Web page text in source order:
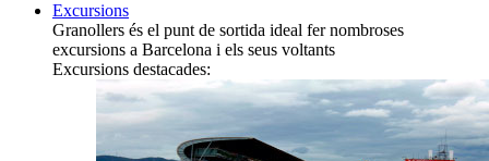
Excursions
Granollers és el punt de sortida ideal fer nombroses
excursions a Barcelona i els seus voltants
Excursions destacades: